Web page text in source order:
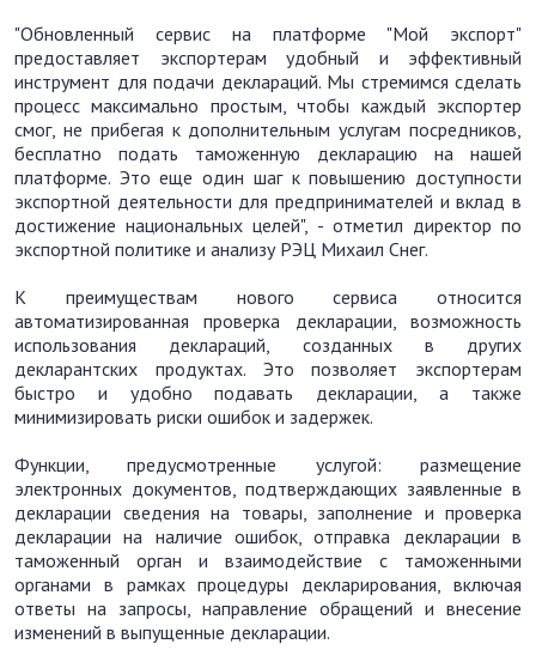
"Обновленный сервис на платформе "Мой экспорт"
предоставляет экспортерам удобный и эффективный
инструмент для подачи деклараций. Мы стремимся сделать
процесс максимально простым, чтобы каждый экспортер
смог, не прибегая к дополнительным услугам посредников,
бесплатно подать таможенную декларацию на нашей
платформе. Это еще один шаг к повышению доступности
экспортной деятельности для предпринимателей и вклад в
достижение национальных целей", - отметил директор по
экспортной политике и анализу РЭЦ Михаил Снег.
К преимуществам нового сервиса относится
автоматизированная проверка декларации, возможность
использования деклараций, созданных в других
декларантских продуктах. Это позволяет экспортерам
быстро и удобно подавать декларации, а также
минимизировать риски ошибок и задержек.
Функции, предусмотренные услугой: размещение
электронных документов, подтверждающих заявленные в
декларации сведения на товары, заполнение и проверка
декларации на наличие ошибок, отправка декларации в
таможенный орган и взаимодействие с таможенными
органами в рамках процедуры декларирования, включая
ответы на запросы, направление обращений и внесение
изменений в выпущенные декларации.